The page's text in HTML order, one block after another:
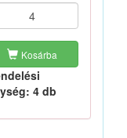
Kosárba
4 db